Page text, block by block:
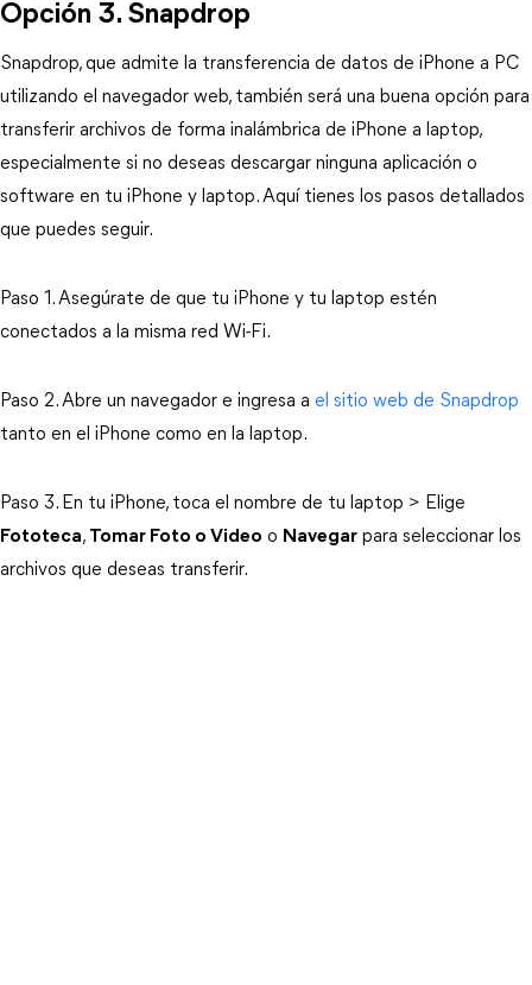
Opción 3. Snapdrop
Snapdrop, que admite la transferencia de datos de iPhone a PC
utilizando el navegador web, también será una buena opción para
transferir archivos de forma inalámbrica de iPhone a laptop,
especialmente si no deseas descargar ninguna aplicación o
software en tu iPhone y laptop. Aquí tienes los pasos detallados
que puedes seguir.
Paso 1. Asegúrate de que tu iPhone y tu laptop estén
conectados a la misma red Wi-Fi.
Paso 2. Abre un navegador e ingresa a el sitio web de Snapdrop
tanto en el iPhone como en la laptop.
Paso 3. En tu iPhone, toca el nombre de tu laptop > Elige
Fototeca, Tomar Foto o Video o Navegar para seleccionar los
archivos que deseas transferir.